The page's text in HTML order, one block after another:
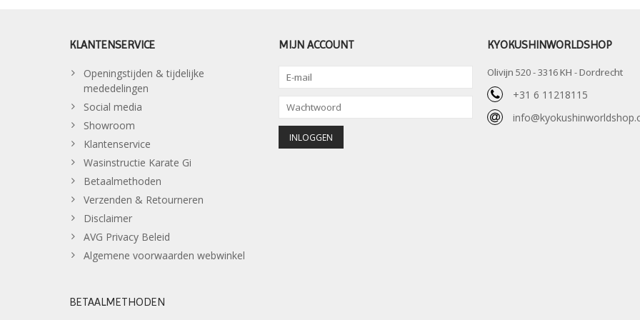
KLANTENSERVICE
Openingstijden & tijdelijke
mededelingen
Social media
Showroom
Klantenservice
Wasinstructie Karate Gi
Betaalmethoden
Verzenden & Retourneren
Disclaimer
AVG Privacy Beleid
Algemene voorwaarden webwinkel
MIJN ACCOUNT KYOKUSHINWORLDSHOP
Olivijn 520 - 3316 KH - Dordrecht
+31 6 11218115
BETAALMETHODEN